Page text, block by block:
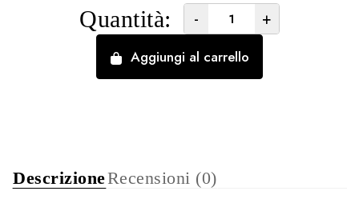
Quantità: - +
Aggiungi al carrello
DescrizioneRecensioni (0)